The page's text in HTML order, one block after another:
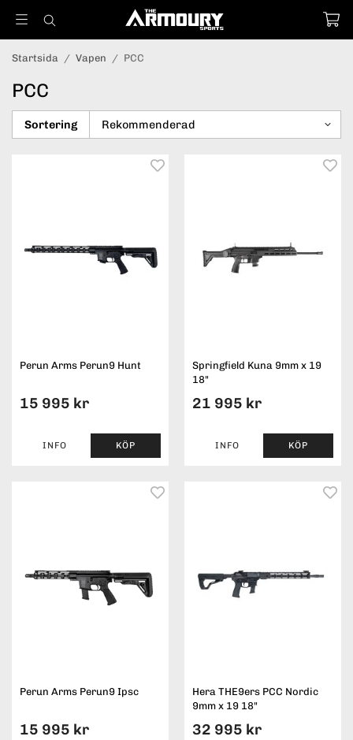
Startsida / Vapen / PCC
PCC
Sortering
Perun Arms Perun9 Hunt
15 995 kr
INFO KÖP
Springfield Kuna 9mm x 19
18"
21 995 kr
INFO KÖP
Perun Arms Perun9 Ipsc
15 995 kr
Hera THE9ers PCC Nordic
9mm x 19 18"
32 995 kr